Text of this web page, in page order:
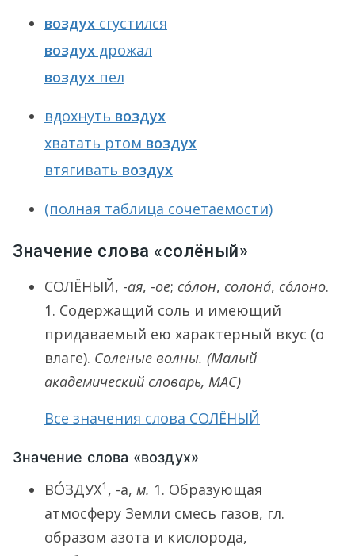
воздух сгустился
воздух дрожал
воздух пел
вдохнуть воздух
хватать ртом воздух
втягивать воздух
(полная таблица сочетаемости)
Значение слова «солёный»
СОЛЁНЫЙ, -ая, -ое; со́лон, солона́, со́лоно.
1. Содержащий соль и имеющий
придаваемый ею характерный вкус (о
влаге). Соленые волны. (Малый
академический словарь, МАС)
Все значения слова СОЛЁНЫЙ
Значение слова «воздух»
ВО́ЗДУХ1 , -а, м. 1. Образующая
атмосферу Земли смесь газов, гл.
образом азота и кислорода,